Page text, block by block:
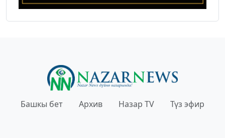
Башкы бет Архив Назар TV Түз эфир